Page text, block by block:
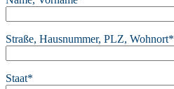
Straße, Hausnummer, PLZ, Wohnort*
Staat*